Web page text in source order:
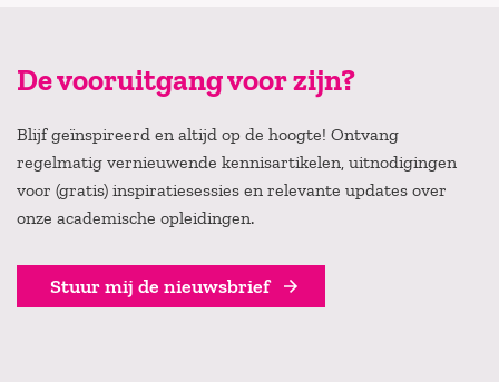
De vooruitgang voor zijn?
Blijf geïnspireerd en altijd op de hoogte! Ontvang
regelmatig vernieuwende kennisartikelen, uitnodigingen
voor (gratis) inspiratiesessies en relevante updates over
onze academische opleidingen.
Stuur mij de nieuwsbrief